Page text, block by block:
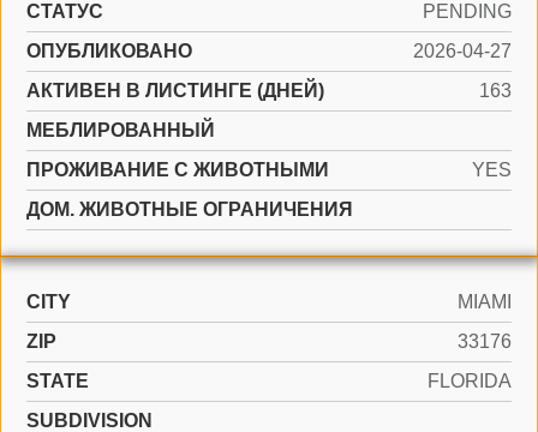
СТАТУС
PENDING
ОПУБЛИКОВАНО
2026-04-27
АКТИВЕН В ЛИСТИНГЕ (ДНЕЙ)
163
МЕБЛИРОВАННЫЙ
ПРОЖИВАНИЕ С ЖИВОТНЫМИ
YES
ДОМ. ЖИВОТНЫЕ ОГРАНИЧЕНИЯ
CITY
MIAMI
ZIP
33176
STATE
FLORIDA
SUBDIVISION